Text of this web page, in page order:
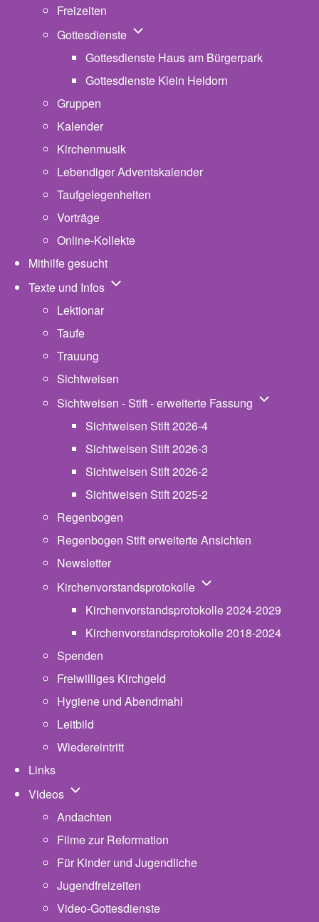
Freizeiten
Gottesdienste Unternavigation von Gottesdienste
Gottesdienste Haus am Bürgerpark
Gottesdienste Klein Heidorn
Gruppen
Kalender
Kirchenmusik
Lebendiger Adventskalender
Taufgelegenheiten
Vorträge
Online-Kollekte
Mithilfe gesucht
Texte und Infos Unternavigation von Texte und Infos
Lektionar
Taufe
Trauung
Sichtweisen
Sichtweisen - Stift - erweiterte Fassung
Sichtweisen Stift 2026-4
Sichtweisen Stift 2026-3
Sichtweisen Stift 2026-2
Sichtweisen Stift 2025-2
Regenbogen
Regenbogen Stift erweiterte Ansichten
Newsletter
Kirchenvorstandsprotokolle Unternavigation von
Kirchenvorstandsprotokolle 2024-2029
Kirchenvorstandsprotokolle 2018-2024
Spenden
Freiwilliges Kirchgeld
Hygiene und Abendmahl
Leitbild
Wiedereintritt
Links
Videos Unternavigation von Videos
Andachten
Filme zur Reformation
Für Kinder und Jugendliche
Jugendfreizeiten
Video-Gottesdienste